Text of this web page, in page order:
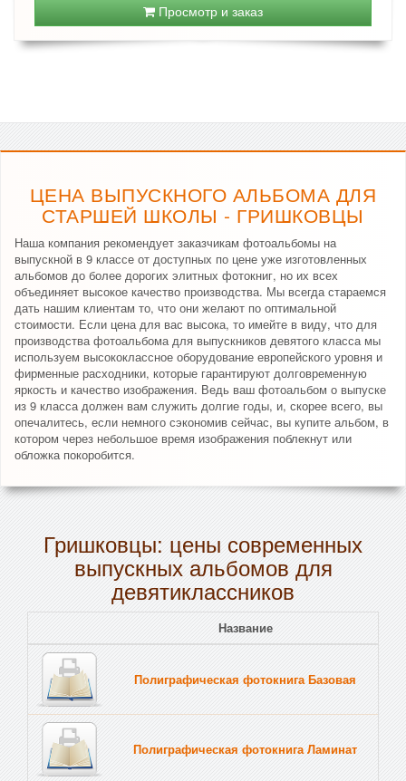
Просмотр и заказ
ЦЕНА ВЫПУСКНОГО АЛЬБОМА ДЛЯ
СТАРШЕЙ ШКОЛЫ - ГРИШКОВЦЫ
Наша компания рекомендует заказчикам фотоальбомы на
выпускной в 9 классе от доступных по цене уже изготовленных
альбомов до более дорогих элитных фотокниг, но их всех
объединяет высокое качество производства. Мы всегда стараемся
дать нашим клиентам то, что они желают по оптимальной
стоимости. Если цена для вас высока, то имейте в виду, что для
производства фотоальбома для выпускников девятого класса мы
используем высококлассное оборудование европейского уровня и
фирменные расходники, которые гарантируют долговременную
яркость и качество изображения. Ведь ваш фотоальбом о выпуске
из 9 класса должен вам служить долгие годы, и, скорее всего, вы
опечалитесь, если немного сэкономив сейчас, вы купите альбом, в
котором через небольшое время изображения поблекнут или
обложка покоробится.
Гришковцы: цены современных
выпускных альбомов для
девятиклассников
Название
Полиграфическая фотокнига Базовая
Полиграфическая фотокнига Ламинат